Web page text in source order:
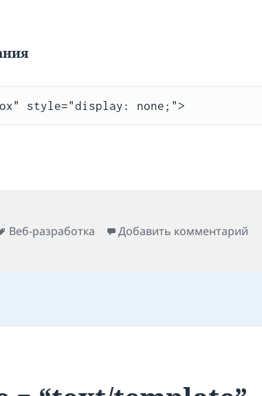
style="display: none;">
Метки
Веб-разработка Добавить комментарий